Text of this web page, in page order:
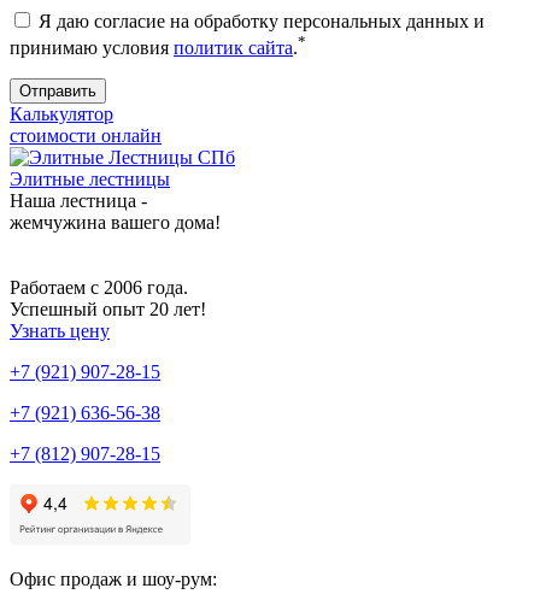
Я даю согласие на обработку персональных данных и
принимаю условия политик сайта.*
Калькулятор
стоимости онлайн
Элитные лестницы
Наша лестница -
жемчужина вашего дома!
Работаем с 2006 года.
Успешный опыт 20 лет!
Узнать цену
+7 (921) 907-28-15
+7 (921) 636-56-38
+7 (812) 907-28-15
Офис продаж и шоу-рум: